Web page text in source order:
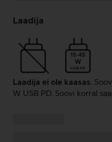
laadimine
Laadija
15-45
W
USB PD
Laadija ei ole kaasas.
W USB PD. Soovi korral